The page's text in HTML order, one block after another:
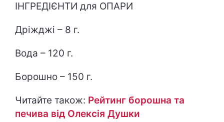
ІНГРЕДІЄНТИ для ОПАРИ
Дріжджі – 8 г.
Вода – 120 г.
Борошно – 150 г.
Читайте також: Рейтинг борошна та
печива від Олексія Душки